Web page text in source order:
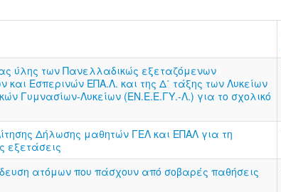
ύλης των Πανελλαδικώς εξεταζόμενων
Εσπερινών ΕΠΑ.Λ. και της Δ΄ τάξης των Λυκείων
Γυμνασίων-Λυκείων (ΕΝ.Ε.Ε.ΓΥ.-Λ.) για το σχολικό
Δήλωσης μαθητών ΓΕΛ και ΕΠΑΛ για τη
εξετάσεις
ατόμων που πάσχουν από σοβαρές παθήσεις